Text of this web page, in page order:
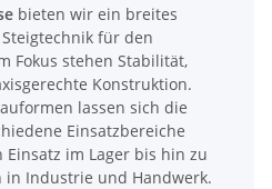
bieten wir ein breites
für den
Fokus stehen Stabilität,
Konstruktion.
lassen sich die
Einsatzbereiche
im Lager bis hin zu
Industrie und Handwerk.